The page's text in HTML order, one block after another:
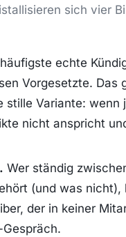
sich vier
echte
Vorgesetzte. Das
Variante: wenn
nicht anspricht
Wer ständig
(und was nicht),
der in keiner